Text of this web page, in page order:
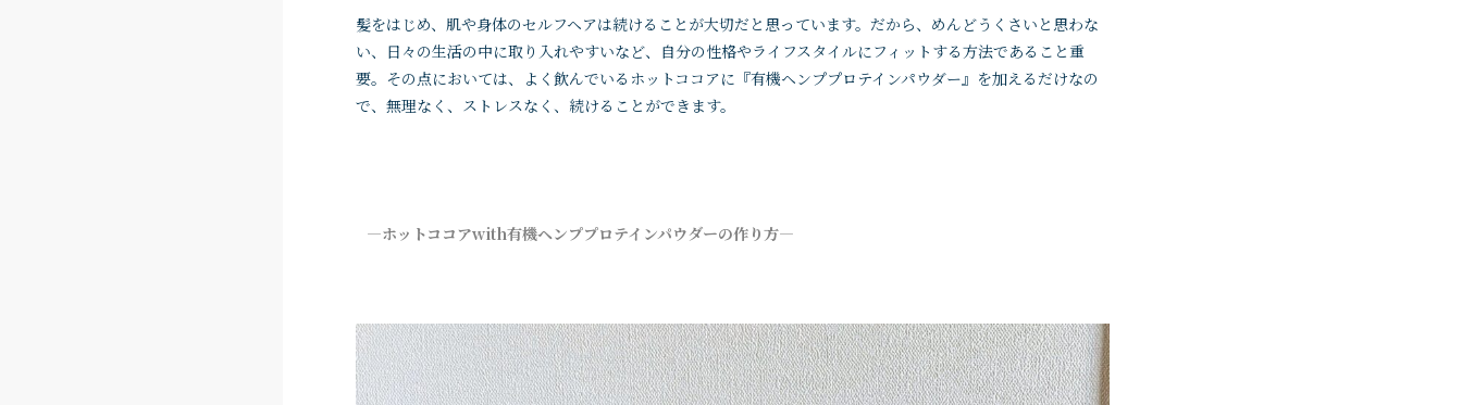
髪をはじめ、肌や身体のセルフヘアは続けることが大切だと思っています。だから、めんどうくさいと思わな
い、日々の生活の中に取り入れやすいなど、自分の性格やライフスタイルにフィットする方法であること重
要。その点においては、よく飲んでいるホットココアに『有機ヘンププロテインパウダー』を加えるだけなの
で、無理なく、ストレスなく、続けることができます。
―ホットココアwith有機ヘンププロテインパウダーの作り方―